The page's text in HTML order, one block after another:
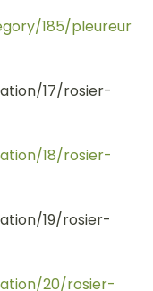
185/pleureur
17/rosier-
18/rosier-
19/rosier-
20/rosier-